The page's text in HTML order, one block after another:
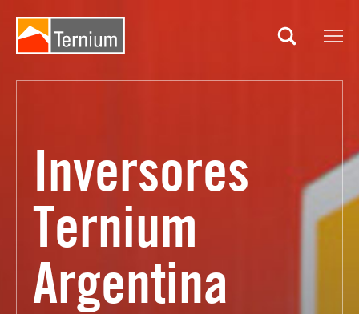
Búsqueda
del
Inversores
Ternium
Argentina